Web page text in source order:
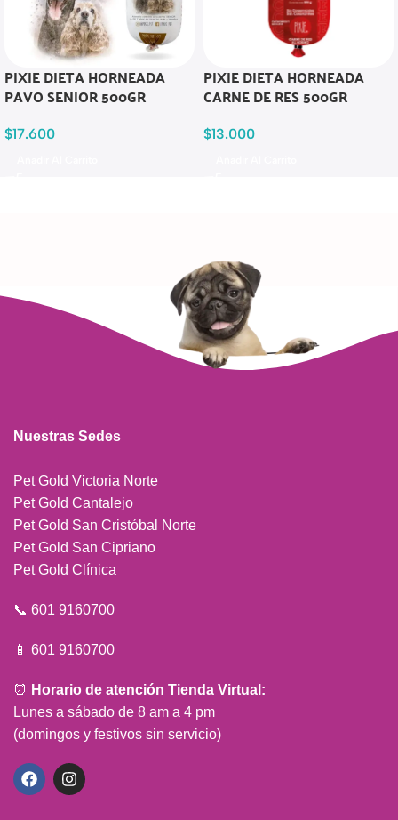
PIXIE DIETA HORNEADA
PAVO SENIOR 500GR
$17.600
PIXIE DIETA HORNEADA
CARNE DE RES 500GR
$13.000
Nuestras Sedes
Pet Gold Victoria Norte
Pet Gold Cantalejo
Pet Gold San Cristóbal Norte
Pet Gold San Cipriano
Pet Gold Clínica
📞 601 9160700
📱 601 9160700
⏰ Horario de atención Tienda Virtual:
Lunes a sábado de 8 am a 4 pm
(domingos y festivos sin servicio)